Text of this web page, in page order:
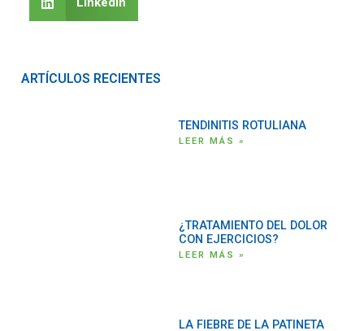
ARTÍCULOS RECIENTES
TENDINITIS ROTULIANA
LEER MÁS »
¿TRATAMIENTO DEL DOLOR
CON EJERCICIOS?
LEER MÁS »
LA FIEBRE DE LA PATINETA